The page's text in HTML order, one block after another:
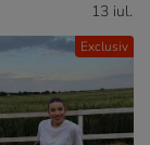
Exclusiv
13 iul.